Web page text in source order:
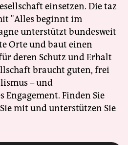
einsetzen. Die taz
"Alles beginnt im
unterstützt bundesweit
Orte und baut einen
deren Schutz und Erhalt
braucht guten, frei
– und
Engagement. Finden Sie
mit und unterstützen Sie